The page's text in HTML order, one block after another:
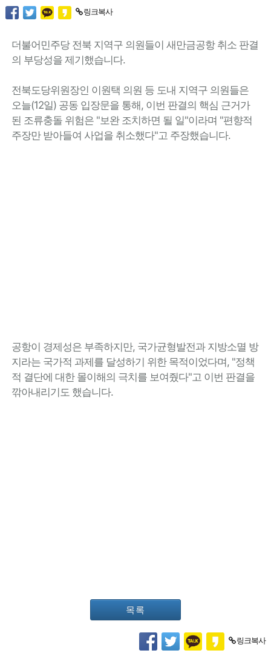
링크복사
더불어민주당 전북 지역구 의원들이 새만금공항 취소 판결
의 부당성을 제기했습니다.
전북도당위원장인 이원택 의원 등 도내 지역구 의원들은
오늘(12일) 공동 입장문을 통해, 이번 판결의 핵심 근거가
된 조류충돌 위험은 "보완 조치하면 될 일"이라며 "편향적
주장만 받아들여 사업을 취소했다"고 주장했습니다.
공항이 경제성은 부족하지만, 국가균형발전과 지방소멸 방
지라는 국가적 과제를 달성하기 위한 목적이었다며, "정책
적 결단에 대한 몰이해의 극치를 보여줬다"고 이번 판결을
깎아내리기도 했습니다.
목록
링크복사